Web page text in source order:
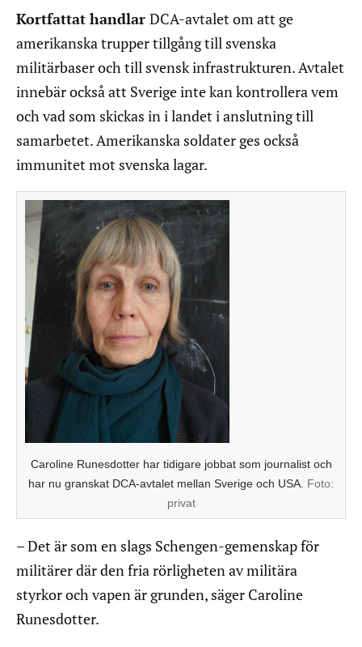
Kortfattat handlar DCA-avtalet om att ge
amerikanska trupper tillgång till svenska
militärbaser och till svensk infrastrukturen. Avtalet
innebär också att Sverige inte kan kontrollera vem
och vad som skickas in i landet i anslutning till
samarbetet. Amerikanska soldater ges också
immunitet mot svenska lagar.
Caroline Runesdotter har tidigare jobbat som journalist och
har nu granskat DCA-avtalet mellan Sverige och USA. Foto:
privat
– Det är som en slags Schengen-gemenskap för
militärer där den fria rörligheten av militära
styrkor och vapen är grunden, säger Caroline
Runesdotter.